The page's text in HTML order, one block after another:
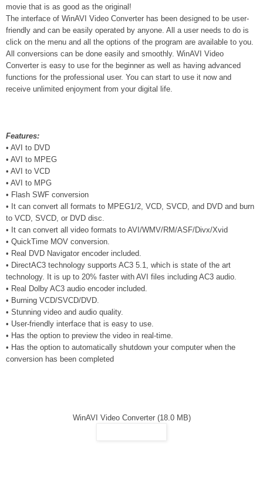
movie that is as good as the original!
The interface of WinAVI Video Converter has been designed to be user-
friendly and can be easily operated by anyone. All a user needs to do is
click on the menu and all the options of the program are available to you.
All conversions can be done easily and smoothly. WinAVI Video
Converter is easy to use for the beginner as well as having advanced
functions for the professional user. You can start to use it now and
receive unlimited enjoyment from your digital life.
Features:
• AVI to DVD
• AVI to MPEG
• AVI to VCD
• AVI to MPG
• Flash SWF conversion
• It can convert all formats to MPEG1/2, VCD, SVCD, and DVD and burn
to VCD, SVCD, or DVD disc.
• It can convert all video formats to AVI/WMV/RM/ASF/Divx/Xvid
• QuickTime MOV conversion.
• Real DVD Navigator encoder included.
• DirectAC3 technology supports AC3 5.1, which is state of the art
technology. It is up to 20% faster with AVI files including AC3 audio.
• Real Dolby AC3 audio encoder included.
• Burning VCD/SVCD/DVD.
• Stunning video and audio quality.
• User-friendly interface that is easy to use.
• Has the option to preview the video in real-time.
• Has the option to automatically shutdown your computer when the
conversion has been completed
WinAVI Video Converter (18.0 MB)